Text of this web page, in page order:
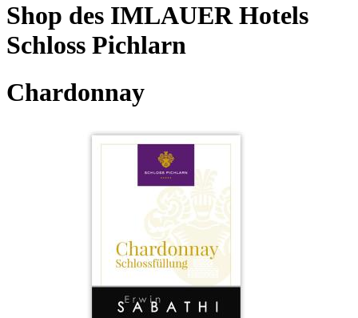
Shop des IMLAUER Hotels
Schloss Pichlarn
Chardonnay